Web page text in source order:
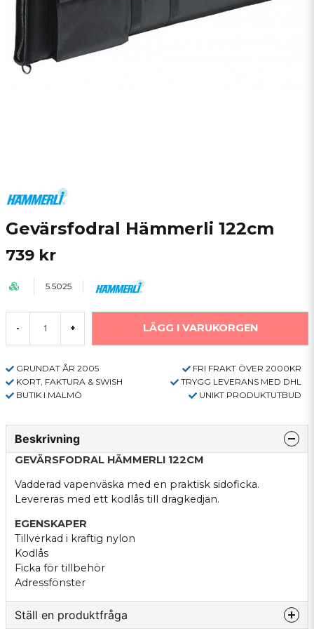
Gevärsfodral Hämmerli 122cm
739 kr
5.5025
- + LÄGG I VARUKORGEN
GRUNDAT ÅR 2005
FRI FRAKT ÖVER 2000KR
KORT, FAKTURA & SWISH
TRYGG LEVERANS MED DHL
BUTIK I MALMÖ
UNIKT PRODUKTUTBUD
Beskrivning
GEVÄRSFODRAL HÄMMERLI 122CM
Vadderad vapenväska med en praktisk sidoficka.
Levereras med ett kodlås till dragkedjan.
EGENSKAPER
Tillverkad i kraftig nylon
Kodlås
Ficka för tillbehör
Adressfönster
Ställ en produktfråga